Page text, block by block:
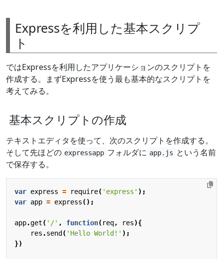
Expressを利用した基本スクリプ
ト
ではExpressを利用したアプリケーションのスクリプトを
作成する。まずExpressを使う最も基本的なスクリプトを
考えてみる。
基本スクリプトの作成
テキストエディタを使って、次のスクリプトを作成する。
そして先ほどの expressapp フォルダに app.js という名前
で保存する。
var express = require( 'express' );
var app = express();
app.get( '/' , function(req, res){
res .send ( 'Hello World!' );
})